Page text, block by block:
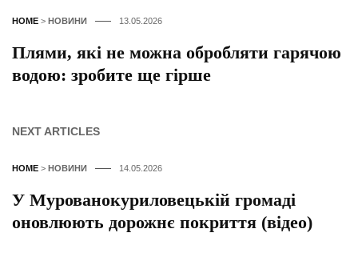
HOME > НОВИНИ 13.05.2026
Плями, які не можна обробляти гарячою
водою: зробите ще гірше
NEXT ARTICLES
HOME > НОВИНИ 14.05.2026
У Мурованокуриловецькій громаді
оновлюють дорожнє покриття (відео)